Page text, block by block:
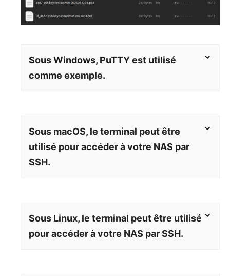
Sous Windows, PuTTY est utilisé
comme exemple.
Sous macOS, le terminal peut être
utilisé pour accéder à votre NAS par
SSH.
Sous Linux, le terminal peut être utilisé
pour accéder à votre NAS par SSH.